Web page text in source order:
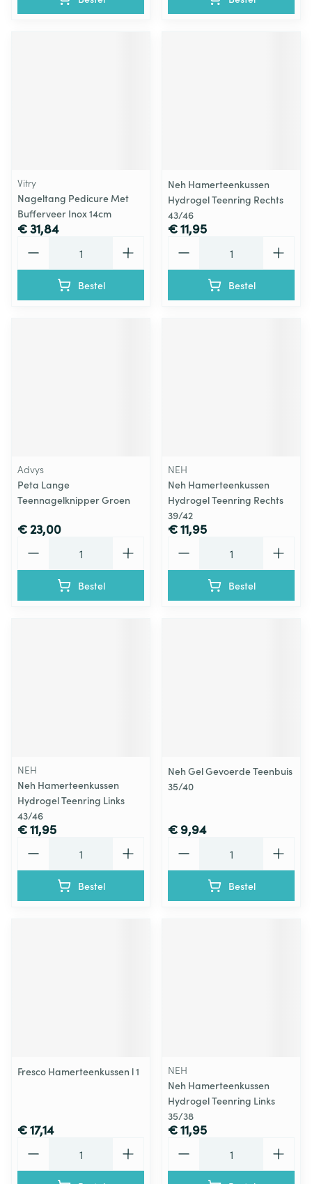
Vitry
Nageltang Pedicure Met
Bufferveer Inox 14cm
€ 31,84
Bestel
Neh Hamerteenkussen
Hydrogel Teenring Rechts
43/46
€ 11,95
Bestel
Advys
Peta Lange
Teennagelknipper Groen
€ 23,00
Bestel
NEH
Neh Hamerteenkussen
Hydrogel Teenring Rechts
39/42
€ 11,95
Bestel
NEH
Neh Hamerteenkussen
Hydrogel Teenring Links
43/46
€ 11,95
Bestel
Neh Gel Gevoerde Teenbuis
35/40
€ 9,94
Bestel
Fresco Hamerteenkussen l 1
€ 17,14
NEH
Neh Hamerteenkussen
Hydrogel Teenring Links
35/38
€ 11,95